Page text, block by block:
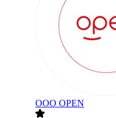
ООО OPEN